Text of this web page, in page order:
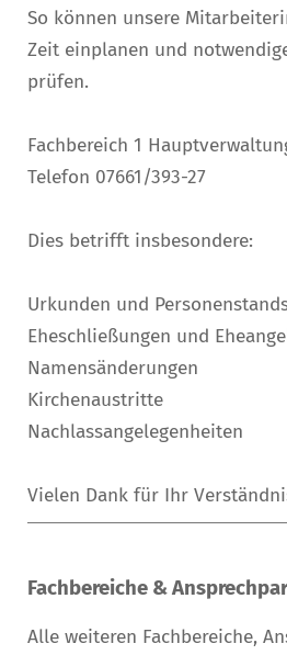
So können unsere
Zeit einplanen und
prüfen.
Fachbereich 1
Telefon 07661/393-27
Dies betrifft insbesondere:
Urkunden und
Eheschließungen und
Namensänderungen
Kirchenaustritte
Nachlassangelegenheiten
Vielen Dank für Ihr
Fachbereiche &
Alle weiteren Fachbereiche,